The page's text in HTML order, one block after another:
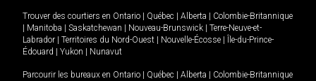
Trouver des courtiers en Ontario Québec Alberta
Colombie-Britannique
Manitoba Saskatchewan Nouveau-Brunswick
Terre-Neuve-et-
Labrador
Territoires du Nord-Ouest Nouvelle-Écosse
Île-du-Prince-
Édouard
Yukon Nunavut
Parcourir les bureaux en Ontario Québec Alberta
Colombie-Britannique